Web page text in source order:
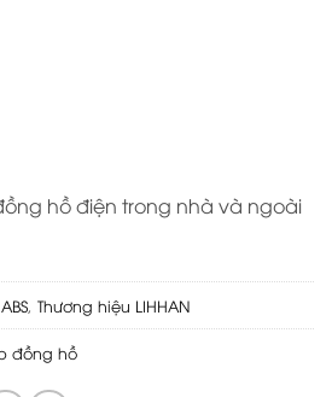
hồ điện trong nhà và ngoài
Thương hiệu LIHHAN
đồng hồ